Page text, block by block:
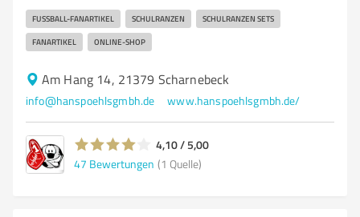
FUSSBALL-FANARTIKEL SCHULRANZEN SCHULRANZEN SETS
FANARTIKEL ONLINE-SHOP
Am Hang 14, 21379 Scharnebeck
info@hanspoehlsgmbh.de www.hanspoehlsgmbh.de/
4,10 / 5,00
47 Bewertungen (1 Quelle)